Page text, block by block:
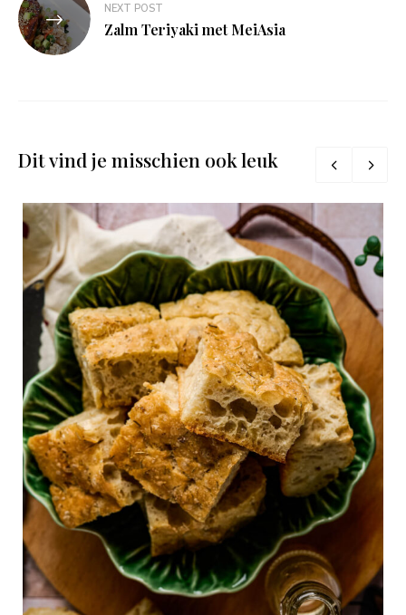
NEXT POST
Zalm Teriyaki met MeiAsia
Dit vind je misschien ook leuk